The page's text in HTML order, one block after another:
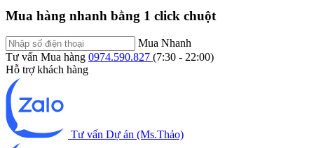
Mua hàng nhanh bằng 1 click chuột
Mua Nhanh
Tư vấn Mua hàng 0974.590.827 (7:30 - 22:00)
Hỗ trợ khách hàng
Tư vấn Dự án (Ms.Thảo)